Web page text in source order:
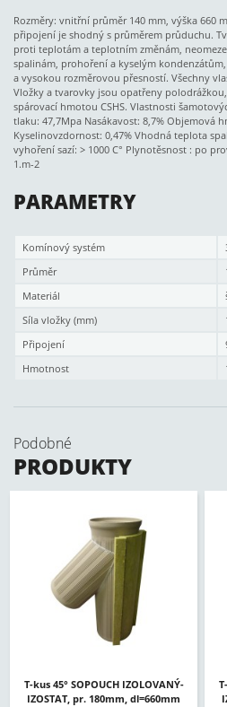
Rozměry: vnitřní průměr 140 mm, výška 660
připojení je shodný s průměrem průduchu.
proti teplotám a teplotním změnám,
spalinám, prohoření a kyselým
a vysokou rozměrovou přesností. Všechny
Vložky a tvarovky jsou opatřeny
spárovací hmotou CSHS. Vlastnosti
tlaku: 47,7Mpa Nasákavost: 8,7% Objemová
Kyselinovzdornost: 0,47% Vhodná teplota
vyhoření sazí: > 1000 C° Plynotěsnost : po
1.m-2
PARAMETRY
Komínový systém
Průměr
Materiál
Síla vložky (mm)
Připojení
Hmotnost
Podobné
PRODUKTY
T-kus 45° SOPOUCH IZOLOVANÝ-
IZOSTAT, pr. 180mm, dl=660mm